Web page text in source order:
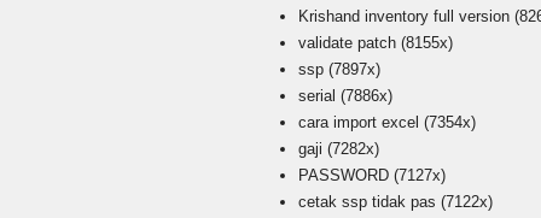
Krishand inventory full version
validate patch(8155x)
ssp(7897x)
serial (7886x)
cara import excel (7354x)
gaji (7282x)
PASSWORD (7127x)
cetak ssp tidak pas (7122x)